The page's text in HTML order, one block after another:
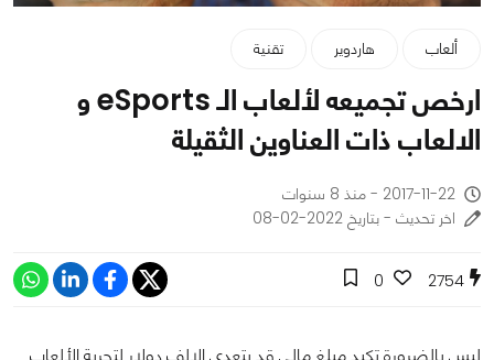
ألعاب هاردوير تقنية
ارخص تجميعه لألعاب الـ eSports و
الالعاب ذات العناوين الثقيلة
2017-11-22 - منذ 8 سنوات
اخر تحديث - بتاريخ 2022-02-08
2754
0